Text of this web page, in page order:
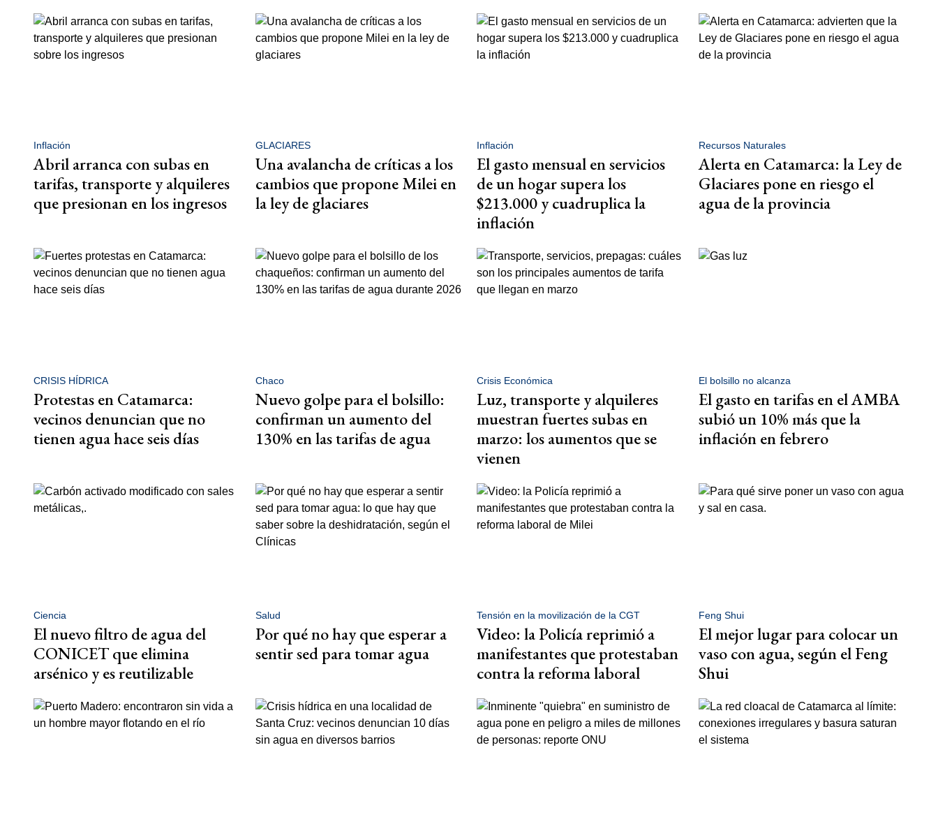
Inflación
Abril arranca con subas en
tarifas, transporte y alquileres
que presionan en los ingresos
GLACIARES
Una avalancha de críticas a los
cambios que propone Milei en
la ley de glaciares
Inflación
El gasto mensual en servicios
de un hogar supera los
$213.000 y cuadruplica la
inflación
Recursos Naturales
Alerta en Catamarca: la Ley de
Glaciares pone en riesgo el
agua de la provincia
CRISIS HÍDRICA
Protestas en Catamarca:
vecinos denuncian que no
tienen agua hace seis días
Chaco
Nuevo golpe para el bolsillo:
confirman un aumento del
130% en las tarifas de agua
Crisis Económica
Luz, transporte y alquileres
muestran fuertes subas en
marzo: los aumentos que se
vienen
El bolsillo no alcanza
El gasto en tarifas en el AMBA
subió un 10% más que la
inflación en febrero
Ciencia
El nuevo filtro de agua del
CONICET que elimina
arsénico y es reutilizable
Salud
Por qué no hay que esperar a
sentir sed para tomar agua
Tensión en la movilización de la CGT
Video: la Policía reprimió a
manifestantes que protestaban
contra la reforma laboral
Feng Shui
El mejor lugar para colocar un
vaso con agua, según el Feng
Shui